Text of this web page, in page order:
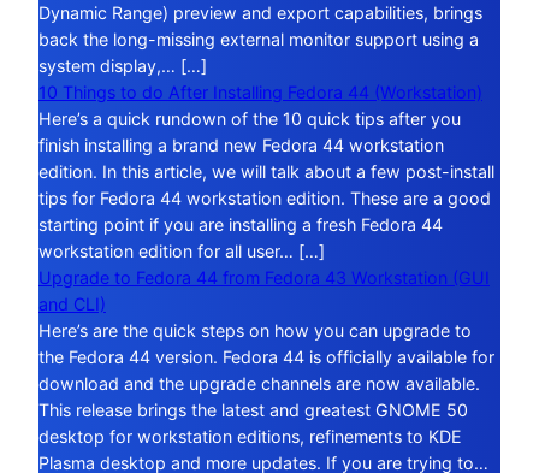
Dynamic Range) preview and export capabilities, brings
back the long-missing external monitor support using a
system display,… […]
10 Things to do After Installing Fedora 44 (Workstation)
Here’s a quick rundown of the 10 quick tips after you
finish installing a brand new Fedora 44 workstation
edition. In this article, we will talk about a few post-install
tips for Fedora 44 workstation edition. These are a good
starting point if you are installing a fresh Fedora 44
workstation edition for all user… […]
Upgrade to Fedora 44 from Fedora 43 Workstation (GUI
and CLI)
Here’s are the quick steps on how you can upgrade to
the Fedora 44 version. Fedora 44 is officially available for
download and the upgrade channels are now available.
This release brings the latest and greatest GNOME 50
desktop for workstation editions, refinements to KDE
Plasma desktop and more updates. If you are trying to…